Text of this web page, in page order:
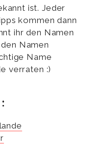
ist. Jeder
kommen dann
ihr den Namen
Namen
Name
verraten :)